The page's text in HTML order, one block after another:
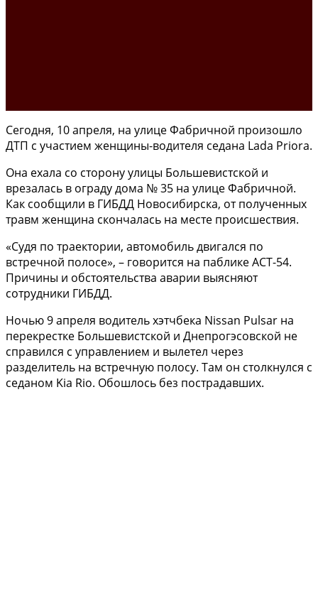
Сегодня, 10 апреля, на улице Фабричной произошло
ДТП с участием женщины-водителя седана Lada Priora.
Она ехала со сторону улицы Большевистской и
врезалась в ограду дома № 35 на улице Фабричной.
Как сообщили в ГИБДД Новосибирска, от полученных
травм женщина скончалась на месте происшествия.
«Судя по траектории, автомобиль двигался по
встречной полосе», – говорится на паблике АСТ-54.
Причины и обстоятельства аварии выясняют
сотрудники ГИБДД.
Ночью 9 апреля водитель хэтчбека Nissan Pulsar на
перекрестке Большевистской и Днепрогэсовской не
справился с управлением и вылетел через
разделитель на встречную полосу. Там он столкнулся с
седаном Kia Rio. Обошлось без пострадавших.